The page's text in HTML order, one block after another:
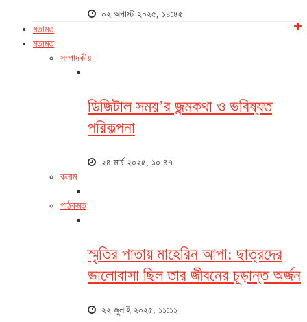
০২ অগাস্ট ২০২৫, ১৪:৪৫
মতামত
মতামত
সম্পাদকীয়
ডিজিটাল সময়’র জন্মকথা ও ভবিষ্যত
পরিকল্পনা
২৪ মার্চ ২০২৫, ১০:৪৭
কলাম
পাঠকমত
স্মৃতির পাতায় মাহেরিন আপা: ছাত্রদের
ভালোবাসা ছিল তার জীবনের চূড়ান্ত অর্জন
২২ জুলাই ২০২৫, ১১:১১